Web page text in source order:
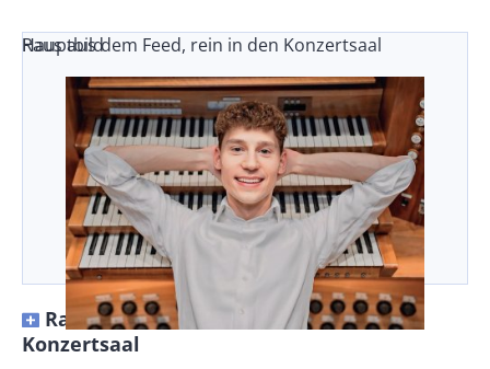
Raus aus dem Feed, rein in den Konzertsaal
Hauptbild
Raus aus dem Feed, rein in den
Konzertsaal